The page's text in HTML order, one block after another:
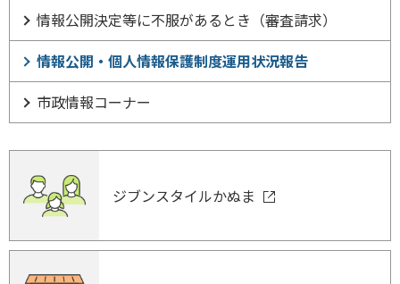
情報公開決定等に不服があるとき（審査請求）
情報公開・個人情報保護制度運用状況報告
市政情報コーナー
ジブンスタイルかぬま